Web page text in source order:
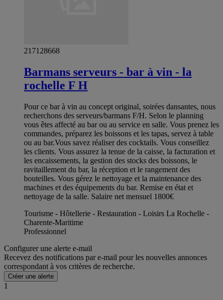
217128668
Barmans serveurs - bar à vin - la
rochelle F H
Pour ce bar à vin au concept original, soirées dansantes, nous
recherchons des serveurs/barmans F/H. Selon le planning
vous êtes affecté au bar ou au service en salle. Vous prenez les
commandes, préparez les boissons et les tapas, servez à table
ou au bar.Vous savez réaliser des cocktails. Vous conseillez
les clients. Vous assurez la tenue de la caisse, la facturation et
les encaissements, la gestion des stocks des boissons, le
ravitaillement du bar, la réception et le rangement des
bouteilles. Vous gérez le nettoyage et la maintenance des
machines et des équipements du bar. Remise en état et
nettoyage de la salle. Salaire net mensuel 1800€
Tourisme - Hôtellerie - Restauration - Loisirs La Rochelle -
Charente-Maritime
Professionnel
Configurer une alerte e-mail
Recevez des notifications par e-mail pour les nouvelles annonces
correspondant à vos critères de recherche.
Créer une alerte
1